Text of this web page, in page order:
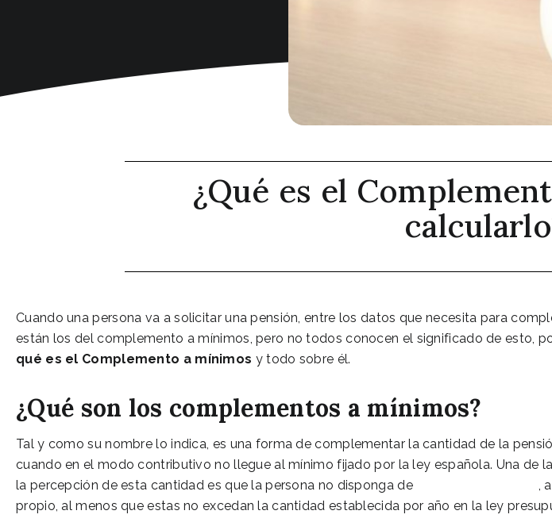
¿Qué es el
Cuando una persona va a solicitar una pensión, entre los datos que necesita para
están los del complemento a mínimos, pero no todos conocen el significado de esto,
qué es el Complemento a mínimos y todo sobre él.
¿Qué son los complementos a mínimos?
Tal y como su nombre lo indica, es una forma de complementar la cantidad de la
cuando en el modo contributivo no llegue al mínimo fijado por la ley española. Una de
la percepción de esta cantidad es que la persona no disponga de
,
propio, al menos que estas no excedan la cantidad establecida por año en la ley